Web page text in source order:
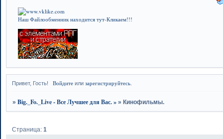
Наш Файлообменник находится тут-Кликаем!!!
Привет, Гость! Войдитеили зарегистрируйтесь.
»Big._Fo._Live - Все Лучшее для Вас. » »Кинофильмы.
Страница:1